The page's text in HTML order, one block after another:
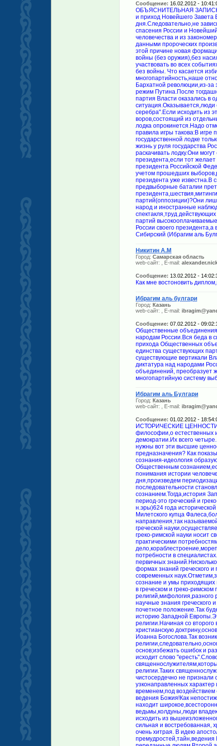
Сообщение: 16.02.2012 -
ОБЪЯСНИТЕЛЬНАЯ ЗАПИСКА.
и приход Новейшего Завета
дня.Следовательно,не
спасения России и
человечества и из
данными пророческих
этой причине новая
войны (без оружия),без
участвовать во всех
без войны. Что касается
многопартийность,наше
Бархатной революции,из-за
режим Путина.После
партия Власти оказались в
ситуация.Оказывается,люди
серебра".Если исходить из
воров,состоящий из
лодка опрокинется.Надо
правила игры такова:В игре
государственной лодке
жизнь у руля государства
раскачивать лодку.Они
президента,если тот
президента Российской
учетом прошедших
президента уже известна.В
предвыборные баталии
партий(оппозиции)?Они
народ и иностранные
спектакля,труд
партий
России своего
Сибирский (Ибрагим аль
Никитин А.М
Город: Самарская область
web-сайт:
, E-mail:
Сообщение: 13.02.2012 -
Как мне востоновить
Ибрагим аль булгари
Город: Казань
web-сайт:
, E-mail:
Сообщение: 07.02.2012 -
Общественные объединения
народам России.Вся беда в
прихода Общественных
единства существующих
существующие вертикали
диктатура над народами
объединений, преобразует
многопартийную систему
Ибрагим аль Булгари
Город: Казань
web-сайт:
, E-mail:
Сообщение: 01.02.2012 -
ИСТОРИЧЕСКИЕ ЦЕННОСТИ МИРОВОГО ЗНАЧЕНИЯ. Речь идет о мировых религиях,о философии,о естественных и общественных науках,о демократических ценностях,т.е о демократии.Их всего четыре.История человечества не выработала других ценностей.Для чего нужны вот эти высшие ценности,если человечество выработало их в пути своего развития,их предназначения? Как показывает история человечества,они,в сущности, есть Общественные сознания-идеология образующие в исторических государствах.Только вот,в их становлении Общественным сознанием,есть порядок,последовательность в истории. В целях наилучшего понимания истории человечества со времен Фалеса (624-547 до н.э) и до сегодняшнего дня,произведем периодизацию истории Западной и Восточной Европы,исходя из порядка и последовательности становления вышеуказанных ценностей Общественным сознанием.Тогда,история Западной и Восточной Европы делится на три периода:Первый период-это греческий и греко-римский период науки.Этот период охватывает (624 до н.э -1век н.эры)624 года исторической времени.Родоначальником греческой науки история называет Милетского купца Фалеса,более того,он же считается основателем первого научного направления,так называемой Ионийской школы.Отметим, в Фалесе, как основоположнике греческой науки,осуществляется преемственная связь с наукой Востока.Развитие греческой и греко-римской науки носит свободный и открытый характер.Эта открытость и свобода связаны практическими потребностями государств своего времени;это военное дело,кораблестроение,мореплавание,торговля,городостроительство и из них исходящие потребности в специалистах.Греческий и греко- римский период науки славится разнообразием первичных знаний.Нисколько не будет преувеличением если скажем,что в многообразных формах знаний греческого и греко-римского периода науки четко прослеживается начало всех современных наук.Отметим,знания греческого и греко-римского периода науки влияли на сознание и умы приходящих поколений,вовлекали их в мир науки,но не нужно забывать о том,что в греческом и греко-римском периоде науки существует и Ветхозаветное начало мировых религий,мифология,разного рода верования и суеверия.Если исходить из этой стороны,то научные знания греческого и греко-римского периода науки занимали среди других весьма почетное положение.Так будет вернее. Второй период (1век н.э-1666 г) охватывает 1666 летнюю историю Западной Европы.Этот период связан с возникновением и становлением христианской религии.Начиная со второго века,христианские авторитеты занимаются формированием христианскую доктрину,основываясь священным писаниям апостола Петра,апостола Павла и Иоанна Богослова.Так возникают основы и церковные обряды христианской религии,следовательно,основы Нового Завета.Основная цель формулировки Новозаветных основ;избежать ошибок и разночтений толкования самих основ христианской религии.Отсюда исходит слово "ересть".Слово "ересть" первоначально было направлено тем священнослужителям,которые нарушали единства толкования основ христианской религии.Таких священнослужителей выявляли и наказывали,т.е отлучали от церкви,если те чистосердечно не признали своих ошибок.Первоначально слово "ересть" носит узконаправленных характер и